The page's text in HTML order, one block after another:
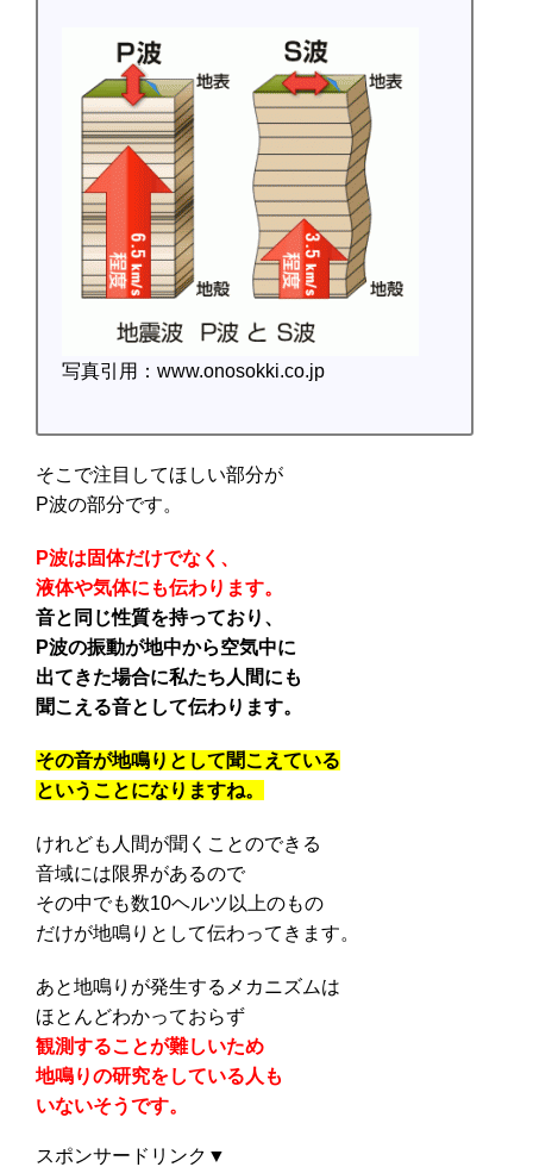
写真引用：www.onosokki.co.jp
そこで注目してほしい部分が
P波の部分です。
P波は固体だけでなく、
液体や気体にも伝わります。
音と同じ性質を持っており、
P波の振動が地中から空気中に
出てきた場合に私たち人間にも
聞こえる音として伝わります。
その音が地鳴りとして聞こえている
ということになりますね。
けれども人間が聞くことのできる
音域には限界があるので
その中でも数10ヘルツ以上のもの
だけが地鳴りとして伝わってきます。
あと地鳴りが発生するメカニズムは
ほとんどわかっておらず
観測することが難しいため
地鳴りの研究をしている人も
いないそうです。
スポンサードリンク▼